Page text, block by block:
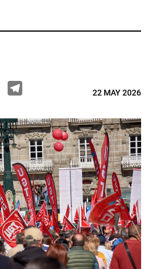
WhatsApp
Telegram22 MAY 2026